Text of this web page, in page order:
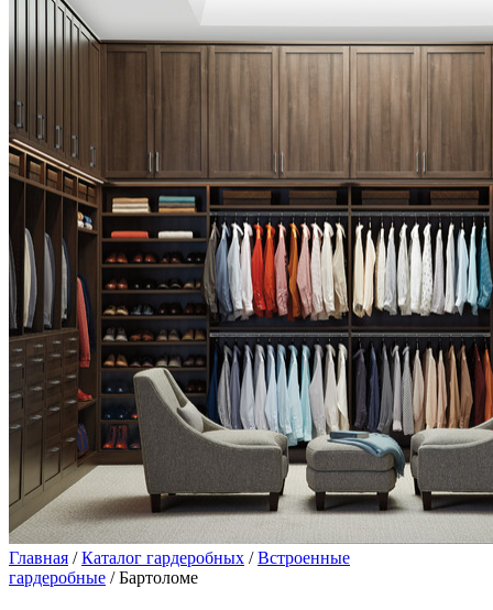
Главная /Каталог гардеробных /Встроенные
гардеробные / Бартоломе